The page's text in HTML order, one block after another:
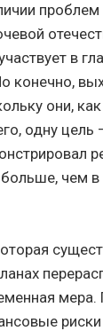
в
конечно,
они,
одну
больше, чем
мера.